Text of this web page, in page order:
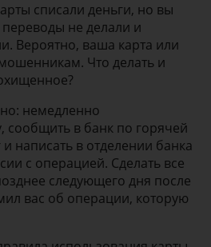
списали деньги, но вы
не делали и
Вероятно, ваша карта или
Что делать и
немедленно
сообщить в банк по горячей
написать в отделении банка
с операцией. Сделать все
следующего дня после
вас об операции, которую